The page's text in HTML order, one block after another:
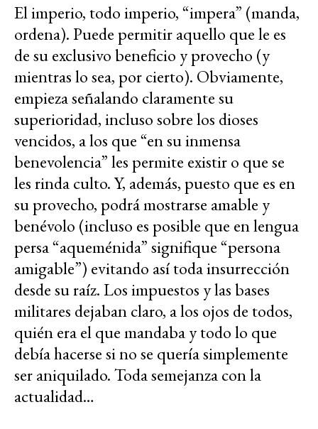
El imperio, todo imperio, “impera” (manda,
ordena). Puede permitir aquello que le es
de su exclusivo beneficio y provecho (y
mientras lo sea, por cierto). Obviamente,
empieza señalando claramente su
superioridad, incluso sobre los dioses
vencidos, a los que “en su inmensa
benevolencia” les permite existir o que se
les rinda culto. Y, además, puesto que es en
su provecho, podrá mostrarse amable y
benévolo (incluso es posible que en lengua
persa “aqueménida” signifique “persona
amigable”) evitando así toda insurrección
desde su raíz. Los impuestos y las bases
militares dejaban claro, a los ojos de todos,
quién era el que mandaba y todo lo que
debía hacerse si no se quería simplemente
ser aniquilado. Toda semejanza con la
actualidad…